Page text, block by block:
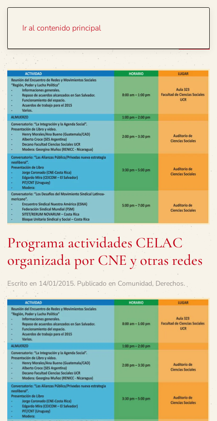
Ir al contenido principal
Programa actividades CELAC
organizada por CNE y otras redes
Escrito en 14/01/2015. Publicado en Comunidad, Derechos.